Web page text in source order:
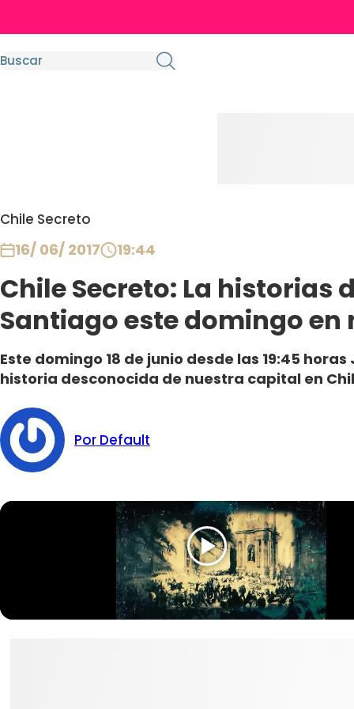
Chile Secreto
16/ 06/ 2017 19:44
Chile Secreto: La historias
Santiago este domingo en
Este domingo 18 de junio desde las 19:45
historia desconocida de nuestra capital en
Por Default